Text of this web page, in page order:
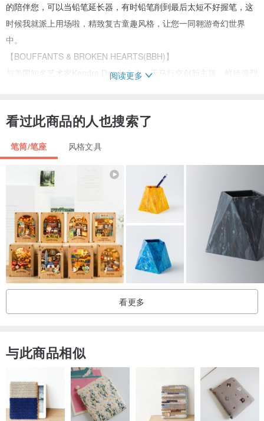
的陪伴您，可以当铅笔延长器，有时铅笔削到最后太短不好握笔，这
时候我就派上用场啦，精致复古童趣风格，让您一同翱游奇幻世界
中。
【BOUFFANTS & BROKEN HEARTS(BBH)】
与美国知名艺术家Kendra Dandy合作，天马行空创新主题、鲜艳强烈
/ 产品说明 /
尺寸1x4.8cm，ABS轻量型塑胶材质。
一组两种花色，每花色皆3入，共6入。
铅笔笔盖可保护铅笔笔芯，也保持笔袋干净，好用又方便。
精致转印印花技术，让彩绘插画图腾图案更鲜艳。
(此为转印印花技术，部份印花会有落白或累印残影线，皆属于正常现
象非瑕疵唷。)
共四种组合可供挑选，请至各款页面选购。
凤梨火烈鸟
香蕉嘴
/ 商品尺寸(cm) / 1x4.8
/ 包装尺寸(cm) / 6.3x6x1
/ 重 量(g) / 10
/ 材 质 / ABS
阅读更多
看过此商品的人也搜索了
笔筒/笔座 风格文具
看更多
与此商品相似